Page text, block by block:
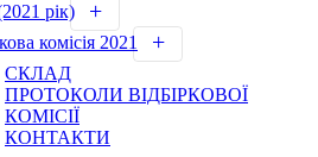
рік)
комісія 2021
СКЛАД
ПРОТОКОЛИ ВІДБІРКОВОЇ
КОМІСІЇ
КОНТАКТИ